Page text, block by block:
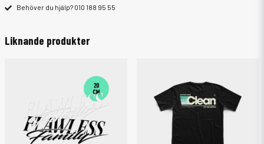
Behöver du hjälp? 010 188 95 55
Liknande produkter